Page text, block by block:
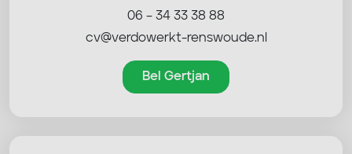
06 – 34 33 38 88
cv@verdowerkt-renswoude.nl
Bel Gertjan